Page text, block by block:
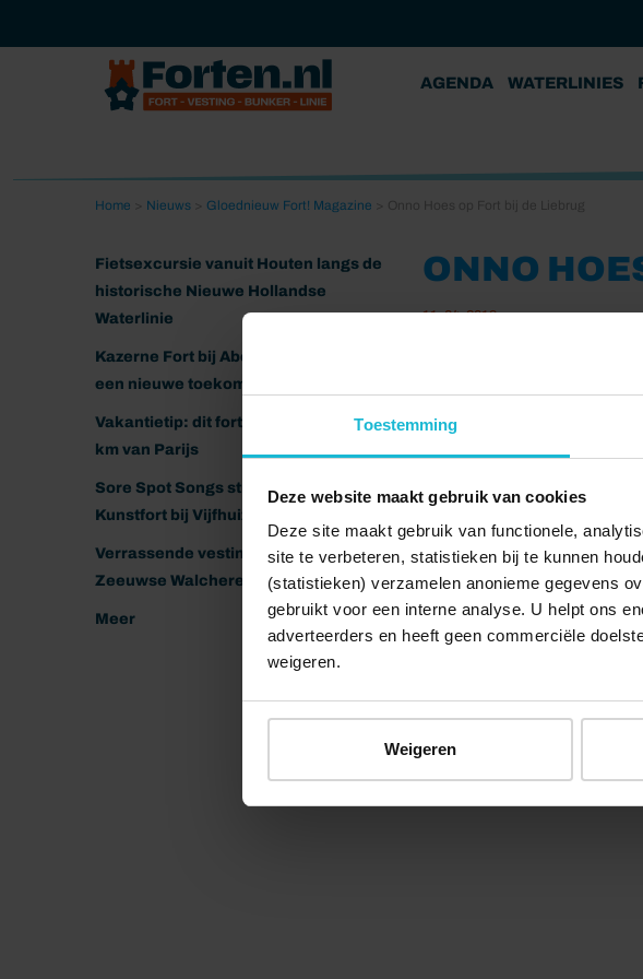
Toestemming
Deze website maakt gebruik van cookies
Deze site maakt gebruik van functionele,
site te verbeteren, statistieken bij te kunnen
(statistieken) verzamelen anonieme gegevens
gebruikt voor een interne analyse. U helpt ons
adverteerders en heeft geen commerciële
weigeren.
Weigeren
AGENDA WATERLINIES
Home Nieuws Gloednieuw Fort! Magazine
Fietsexcursie vanuit Houten langs de
historische Nieuwe Hollandse
Waterlinie
Kazerne Fort bij Abcoude klaar voor
een nieuwe toekomst
Vakantietip: dit fort ligt nog geen 20
km van Parijs
Sore Spot Songs strijkt neer op het
Kunstfort bij Vijfhuizen
Verrassende vestingen van het
Zeeuwse Walcheren
Meer
ONNO
11-04-2019
© 2026 Stichting Forten Nederland Over ons Doneer nu